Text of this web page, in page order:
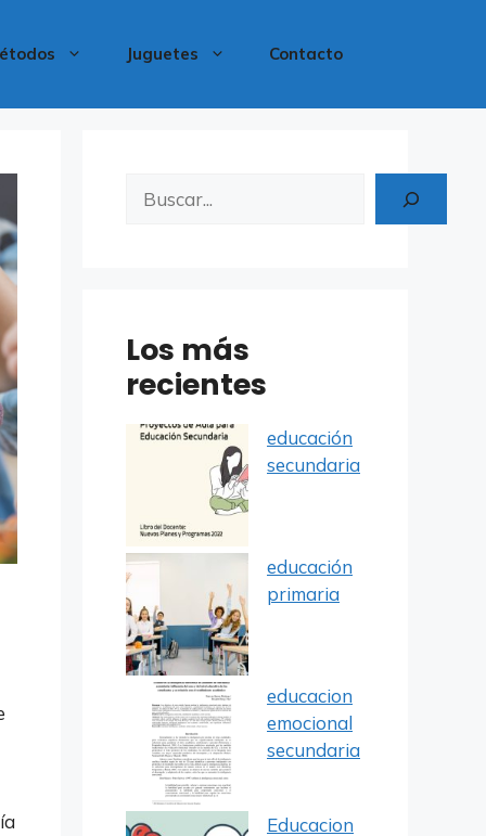
Juguetes Contacto
Los más
recientes
educación
secundaria
educación
primaria
educacion
emocional
secundaria
Educacion